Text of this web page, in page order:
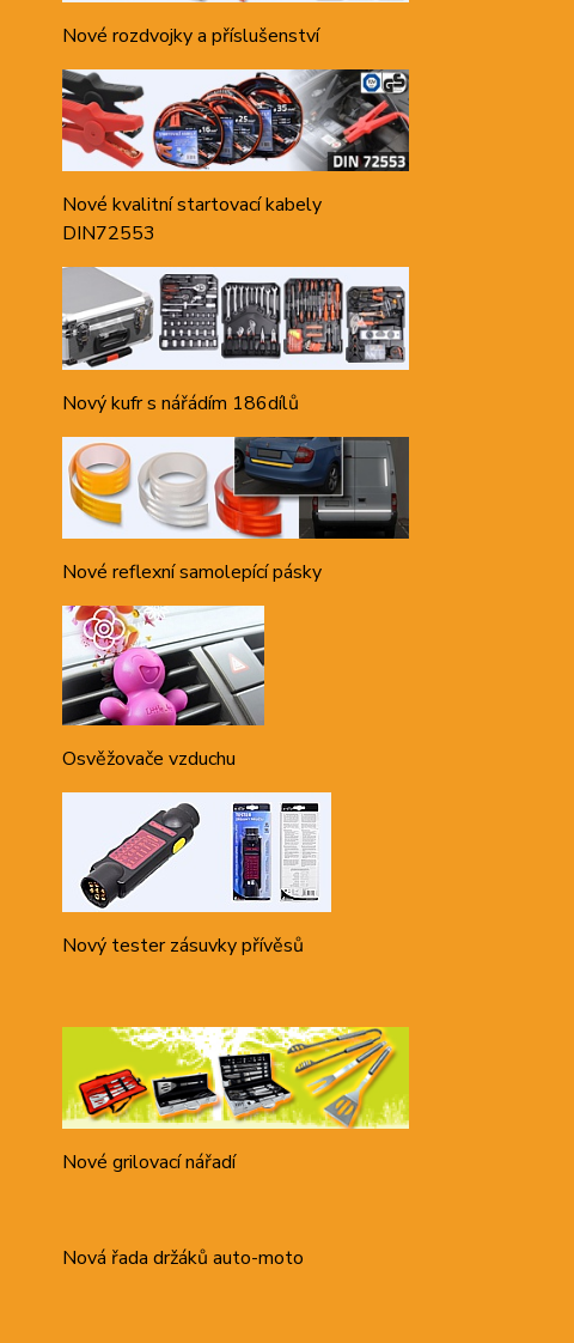
Nové rozdvojky a příslušenství
Nové kvalitní startovací kabely
DIN72553
Nový kufr s nářádím 186dílů
Nové reflexní samolepící pásky
Osvěžovače vzduchu
Nový tester zásuvky přívěsů
Nové grilovací nářadí
Nová řada držáků auto-moto